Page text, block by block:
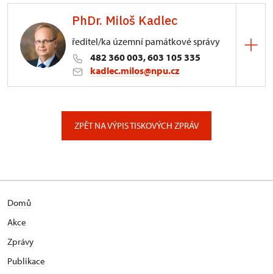
Zámecký park 1/, Slatiňany
PhDr. Miloš Kadlec
ředitel/ka územní památkové správy
482 360 003, 603 105 335
kadlec.milos@npu.cz
ZPĚT NA VÝPIS TISKOVÝCH ZPRÁV
Domů
Akce
Zprávy
Publikace